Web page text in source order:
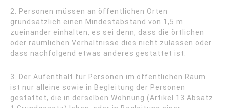
2. Personen müssen an öffentlichen Orten
grundsätzlich einen Mindestabstand von 1,5 m
zueinander einhalten, es sei denn, dass die örtlichen
oder räumlichen Verhältnisse dies nicht zulassen oder
dass nachfolgend etwas anderes gestattet ist.
3. Der Aufenthalt für Personen im öffentlichen Raum
ist nur alleine sowie in Begleitung der Personen
gestattet, die in derselben Wohnung (Artikel 13 Absatz